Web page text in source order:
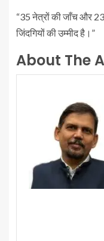
“35 नेत्रों की जाँच और
जिंदगियों की उम्मीद है।”
About The